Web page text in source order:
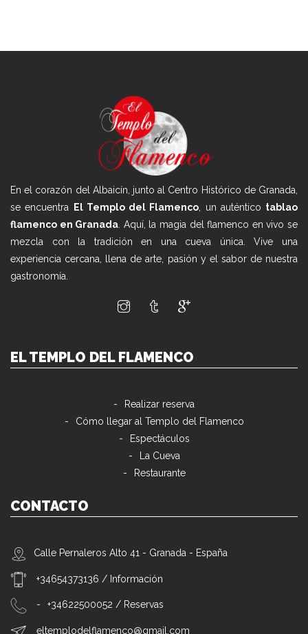
En el corazón del Albaicín, junto al Centro Histórico de Granada,
se encuentra
El Templo del Flamenco, un auténtico tablao
flamenco en Granada. Aquí, la magia del flamenco en vivo se
mezcla con la tradición en una cueva única. Vive una
experiencia cercana, llena de arte, pasión y el sabor de nuestra
gastronomía.
EL TEMPLO DEL FLAMENCO
Realizar reserva
Cómo llegar al Templo del Flamenco
Espectáculos
La Cueva
Restaurante
CONTACTO
Calle Pernaleros Alto 41 - Granada - España
+34654373136 / Información
+34622500052 / Reservas
eltemplodelflamenco@gmail.com